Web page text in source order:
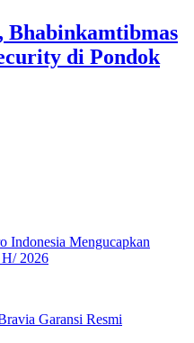
Bhabinkamtibmas
di Pondok
Indonesia Mengucapkan
2026
Garansi Resmi